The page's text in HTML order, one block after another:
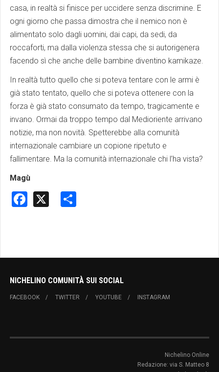
casa, in realtà si finisce per uccidere senza discrimine. E
ogni giorno che passa dimostra che il nemico non è
alimentato solo dagli uomini, dai capi, da sedi, da
roccaforti, ma dalla violenza stessa che si autorigenera
facendo sì che anche delle bambine diventino kamikaze.
In realtà tutto quello che si poteva tentare con le armi è
già stato tentato, quello che si poteva ottenere con la
forza è già stato consumato da tempo, tragicamente e
invano. Ormai da troppo tempo dal Medioriente arrivano
notizie, ma non novità. Spetterebbe alla comunità
internazionale cambiare un copione ripetuto e
fallimentare. Ma la comunità internazionale chi l’ha vista?
Magù
Facebook
NICHELINO COMUNITÀ SUI SOCIAL
FACEBOOK TWITTER YOUTUBE INSTAGRAM
Nichelino Online
Redazione: via S. Matteo 8